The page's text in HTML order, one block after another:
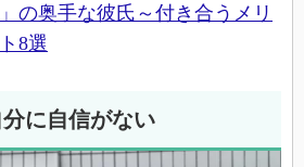
の奥手な彼氏～付き合うメリ
8選
に自信がない